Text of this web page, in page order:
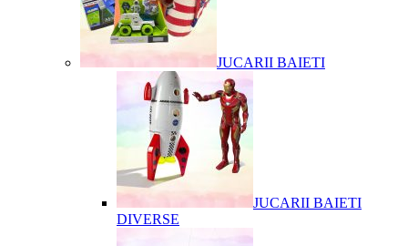
JUCARII BAIETI
JUCARII BAIETI
DIVERSE